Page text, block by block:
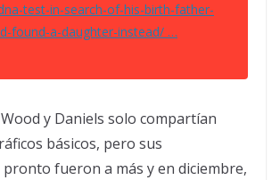
test-in-search-of-his-birth-father-
found-a-daughter-instead/ …
y Daniels solo compartían
básicos, pero sus
fueron a más y en diciembre,